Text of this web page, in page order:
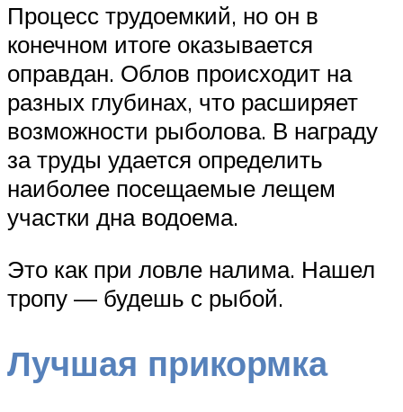
Процесс трудоемкий, но он в
конечном итоге оказывается
оправдан. Облов происходит на
разных глубинах, что расширяет
возможности рыболова. В награду
за труды удается определить
наиболее посещаемые лещем
участки дна водоема.
Это как при ловле налима. Нашел
тропу — будешь с рыбой.
Лучшая прикормка